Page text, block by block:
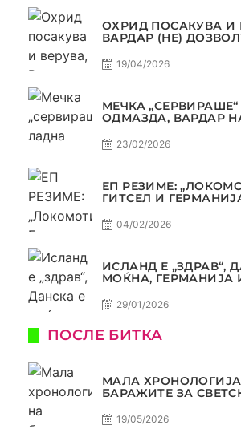
ОХРИД ПОСАКУВА И
ВАРДАР (НЕ)
19/04/2026
МЕЧКА
ОДМАЗДА, ВАРДАР
АВТОКОМАНДА
23/02/2026
ЕП РЕЗИМЕ:
ГИТСЕЛ И
04/02/2026
ИСЛАНД Е „ЗДРАВ“,
МОЌНА, ГЕРМАНИЈА
29/01/2026
ПОСЛЕ БИТКА
МАЛА
БАРАЖИТЕ ЗА
19/05/2026